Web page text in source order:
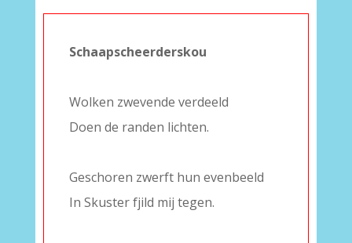
Schaapscheerderskou
Wolken zwevende verdeeld
Doen de randen lichten.
Geschoren zwerft hun evenbeeld
In Skuster fjild mij tegen.